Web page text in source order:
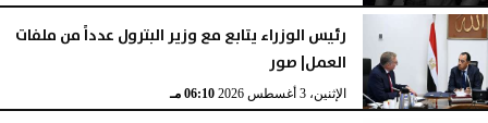
رئيس الوزراء يتابع مع وزير البترول عدداً من ملفات
العمل| صور
الإثنين، 3 أغسطس 2026 06:10 مـ